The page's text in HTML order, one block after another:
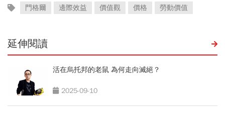
門格爾 邊際效益 價值觀 價格 勞動價值
延伸閱讀
活在烏托邦的老鼠 為何走向滅絕？
2025-09-10